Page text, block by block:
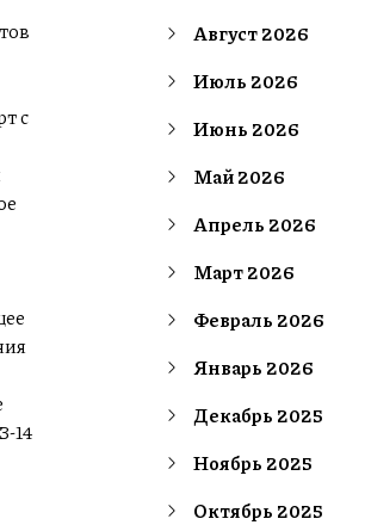
с
14
Август 2026
Июль 2026
Июнь 2026
Май 2026
Апрель 2026
Март 2026
Февраль 2026
Январь 2026
Декабрь 2025
Ноябрь 2025
Октябрь 2025